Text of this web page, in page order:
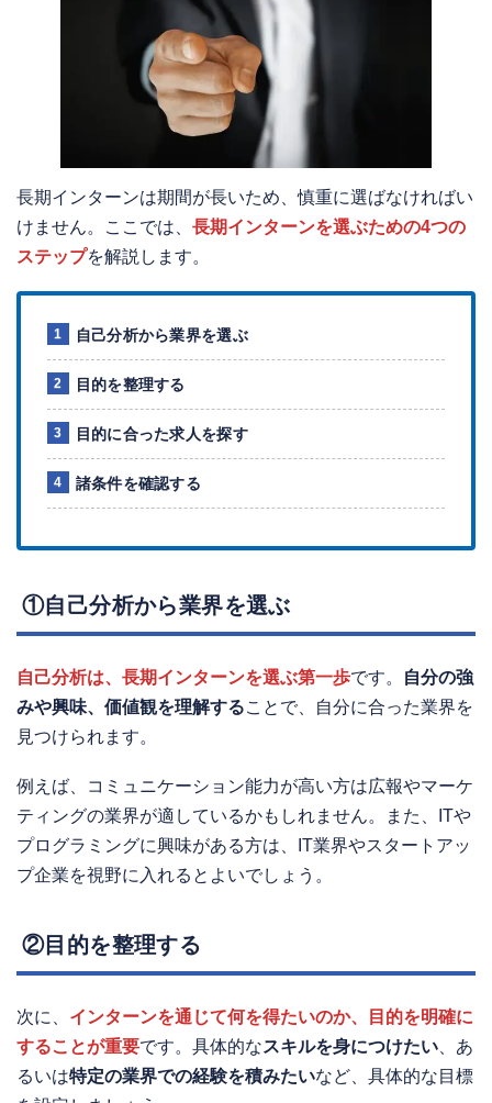
長期インターンは期間が長いため、慎重に選ばなければい
けません。ここでは、 長期インターンを選ぶための4つの
ステップを解説します。
自己分析から業界を選ぶ
目的を整理する
目的に合った求人を探す
諸条件を確認する
①自己分析から業界を選ぶ
自己分析は、長期インターンを選ぶ第一歩です。
自分の強
みや興味、価値観を理解することで、自分に合った業界を
見つけられます。
例えば、コミュニケーション能力が高い方は広報やマーケ
ティングの業界が適しているかもしれません。また、ITや
プログラミングに興味がある方は、IT業界やスタートアッ
プ企業を視野に入れるとよいでしょう。
②目的を整理する
次に、 インターンを通じて何を得たいのか、目的を明確に
することが重要です。具体的なスキルを身につけたい 、あ
るいは特定の業界での経験を積みたいなど、具体的な目標